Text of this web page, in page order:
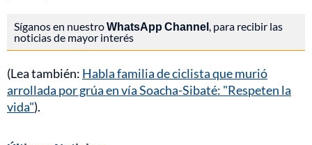
Síganos en nuestroWhatsApp Channel , para recibir las
noticias de mayor interés
(Lea también: Habla familia de ciclista que murió
arrollada por grúa en vía Soacha-Sibaté: "Respeten la
vida").